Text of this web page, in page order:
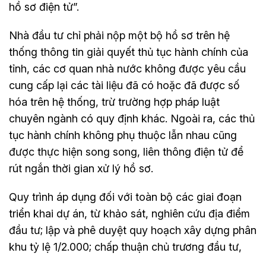
hồ sơ điện tử”.
Nhà đầu tư chỉ phải nộp một bộ hồ sơ trên hệ
thống thông tin giải quyết thủ tục hành chính của
tỉnh, các cơ quan nhà nước không được yêu cầu
cung cấp lại các tài liệu đã có hoặc đã được số
hóa trên hệ thống, trừ trường hợp pháp luật
chuyên ngành có quy định khác. Ngoài ra, các thủ
tục hành chính không phụ thuộc lẫn nhau cũng
được thực hiện song song, liên thông điện tử để
rút ngắn thời gian xử lý hồ sơ.
Quy trình áp dụng đối với toàn bộ các giai đoạn
triển khai dự án, từ khảo sát, nghiên cứu địa điểm
đầu tư; lập và phê duyệt quy hoạch xây dựng phân
khu tỷ lệ 1/2.000; chấp thuận chủ trương đầu tư,